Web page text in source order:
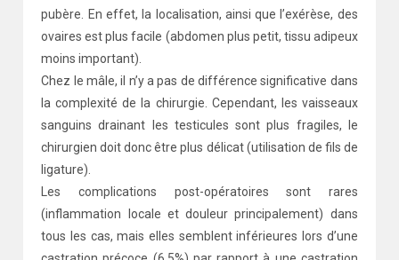
pubère. En effet, la localisation, ainsi que l’exérèse, des
ovaires est plus facile (abdomen plus petit, tissu adipeux
moins important).
Chez le mâle, il n’y a pas de différence significative dans
la complexité de la chirurgie. Cependant, les vaisseaux
sanguins drainant les testicules sont plus fragiles, le
chirurgien doit donc être plus délicat (utilisation de fils de
ligature).
Les complications post-opératoires sont rares
(inflammation locale et douleur principalement) dans
tous les cas, mais elles semblent inférieures lors d’une